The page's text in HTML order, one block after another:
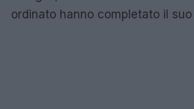
ordinato hanno completato il